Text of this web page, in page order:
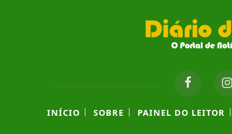
INÍCIO | SOBRE | PAINEL DO LEITOR |